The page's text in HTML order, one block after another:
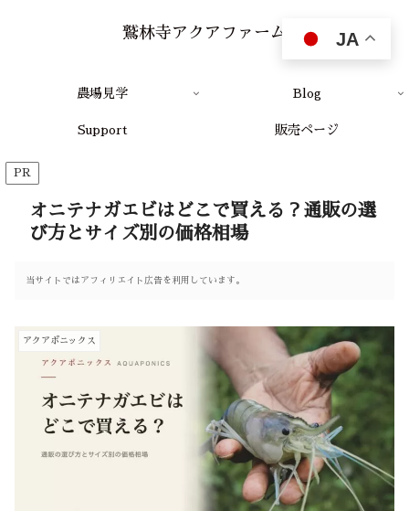
鷲林寺アクアファーム
農場見学 Blog
Support 販売ページ
PR
オニテナガエビはどこで買える？通販の選
び方とサイズ別の価格相場
当サイトではアフィリエイト広告を利用しています。
アクアポニックス
JA